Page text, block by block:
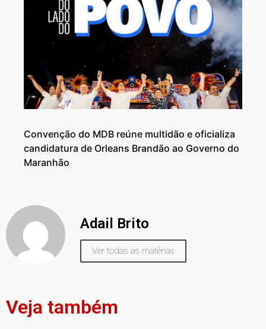
Convenção do MDB reúne multidão e oficializa
candidatura de Orleans Brandão ao Governo do
Maranhão
Adail Brito
Ver todas as matérias
Veja também